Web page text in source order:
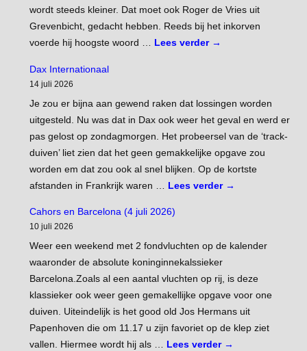
wordt steeds kleiner. Dat moet ook Roger de Vries uit
Grevenbicht, gedacht hebben. Reeds bij het inkorven
voerde hij hoogste woord … Lees verder →
Dax Internationaal
14 juli 2026
Je zou er bijna aan gewend raken dat lossingen worden
uitgesteld. Nu was dat in Dax ook weer het geval en werd er
pas gelost op zondagmorgen. Het probeersel van de ‘track-
duiven’ liet zien dat het geen gemakkelijke opgave zou
worden em dat zou ook al snel blijken. Op de kortste
afstanden in Frankrijk waren … Lees verder →
Cahors en Barcelona (4 juli 2026)
10 juli 2026
Weer een weekend met 2 fondvluchten op de kalender
waaronder de absolute koninginnekalssieker
Barcelona.Zoals al een aantal vluchten op rij, is deze
klassieker ook weer geen gemakellijke opgave voor one
duiven. Uiteindelijk is het good old Jos Hermans uit
Papenhoven die om 11.17 u zijn favoriet op de klep ziet
vallen. Hiermee wordt hij als … Lees verder →